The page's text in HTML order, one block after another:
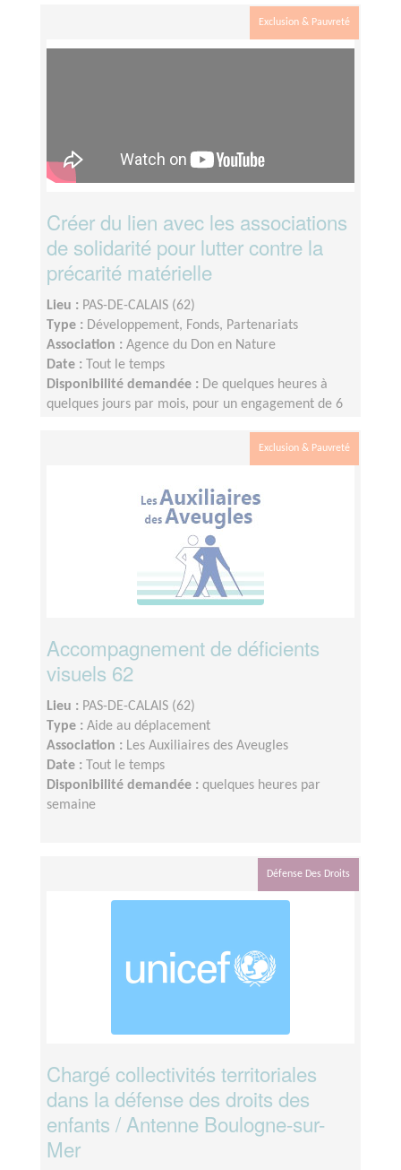
Exclusion & Pauvreté
Créer du lien avec les associations
de solidarité pour lutter contre la
précarité matérielle
Lieu : PAS-DE-CALAIS (62)
Type : Développement, Fonds, Partenariats
Association : Agence du Don en Nature
Date :
Tout le temps
Disponibilité demandée : De quelques heures à
quelques jours par mois, pour un engagement de 6
Exclusion & Pauvreté
Accompagnement de déficients
visuels 62
Lieu : PAS-DE-CALAIS (62)
Type : Aide au déplacement
Association : Les Auxiliaires des Aveugles
Date :
Tout le temps
Disponibilité demandée : quelques heures par
semaine
Défense Des Droits
Chargé collectivités territoriales
dans la défense des droits des
enfants / Antenne Boulogne-sur-
Mer